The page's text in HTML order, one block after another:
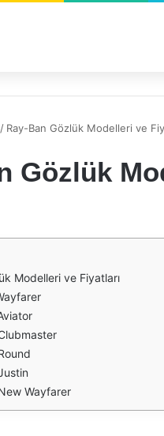
/ Ray-Ban Gözlük Modelleri ve
Gözlük
Modelleri ve Fiyatları
Wayfarer